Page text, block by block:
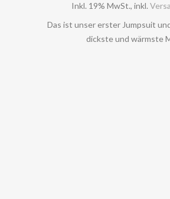
Inkl. 19% MwSt., inkl.
Das ist unser erster Jumpsuit
dickste und wärmste